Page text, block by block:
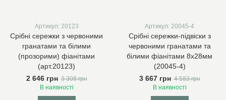
Артикул: 20123
Срібні сережки з червоними
гранатами та білими
(прозорими) фіанітами
(арт.20123)
2 646 грн 3 308 грн
В наявності
Артикул: 20045-4
Срібні сережки-підвіски з
червоними гранатами та
білими фіанітами 8х28мм
(20045-4)
3 667 грн 4 583 грн
В наявності